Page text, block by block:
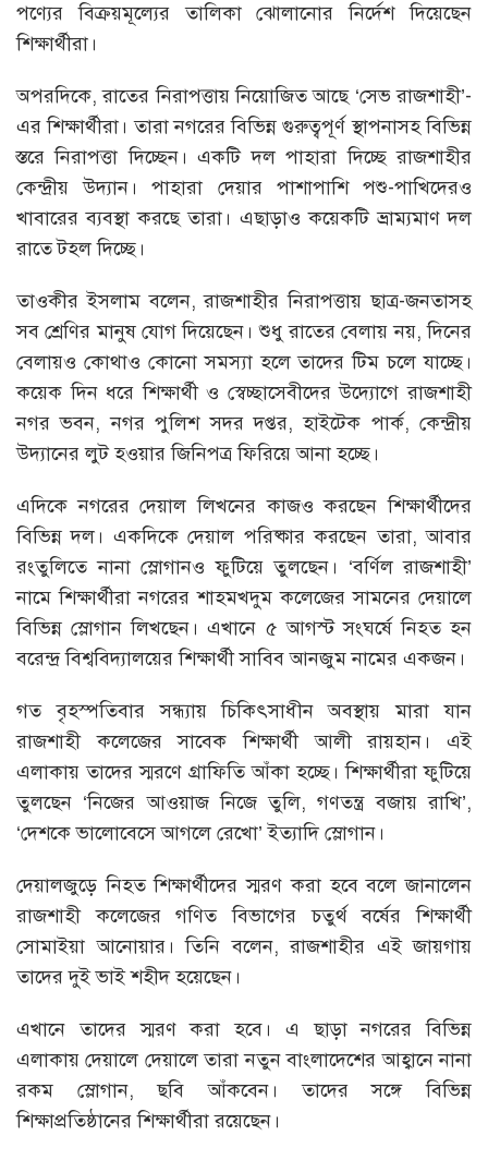
পণ্যের বিক্রয়মূল্যের তালিকা ঝোলানোর নির্দেশ দিয়েছেন
শিক্ষার্থীরা।
অপরদিকে, রাতের নিরাপত্তায় নিয়োজিত আছে ‘সেভ রাজশাহী’-
এর শিক্ষার্থীরা। তারা নগরের বিভিন্ন গুরুত্বপূর্ণ স্থাপনাসহ বিভিন্ন
স্তরে নিরাপত্তা দিচ্ছেন। একটি দল পাহারা দিচ্ছে রাজশাহীর
কেন্দ্রীয় উদ্যান। পাহারা দেয়ার পাশাপাশি পশু-পাখিদেরও
খাবারের ব্যবস্থা করছে তারা। এছাড়াও কয়েকটি ভ্রাম্যমাণ দল
রাতে টহল দিচ্ছে।
তাওকীর ইসলাম বলেন, রাজশাহীর নিরাপত্তায় ছাত্র-জনতাসহ
সব শ্রেণির মানুষ যোগ দিয়েছেন। শুধু রাতের বেলায় নয়, দিনের
বেলায়ও কোথাও কোনো সমস্যা হলে তাদের টিম চলে যাচ্ছে।
কয়েক দিন ধরে শিক্ষার্থী ও স্বেচ্ছাসেবীদের উদ্যোগে রাজশাহী
নগর ভবন, নগর পুলিশ সদর দপ্তর, হাইটেক পার্ক, কেন্দ্রীয়
উদ্যানের লুট হওয়ার জিনিপত্র ফিরিয়ে আনা হচ্ছে।
এদিকে নগরের দেয়াল লিখনের কাজও করছেন শিক্ষার্থীদের
বিভিন্ন দল। একদিকে দেয়াল পরিষ্কার করছেন তারা, আবার
রংতুলিতে নানা স্লোগানও ফুটিয়ে তুলছেন। ‘বর্ণিল রাজশাহী’
নামে শিক্ষার্থীরা নগরের শাহমখদুম কলেজের সামনের দেয়ালে
বিভিন্ন স্লোগান লিখছেন। এখানে ৫ আগস্ট সংঘর্ষে নিহত হন
বরেন্দ্র বিশ্ববিদ্যালয়ের শিক্ষার্থী সাবিব আনজুম নামের একজন।
গত বৃহস্পতিবার সন্ধ্যায় চিকিৎসাধীন অবস্থায় মারা যান
রাজশাহী কলেজের সাবেক শিক্ষার্থী আলী রায়হান। এই
এলাকায় তাদের স্মরণে গ্রাফিতি আঁকা হচ্ছে। শিক্ষার্থীরা ফুটিয়ে
তুলছেন ‘নিজের আওয়াজ নিজে তুলি, গণতন্ত্র বজায় রাখি’,
‘দেশকে ভালোবেসে আগলে রেখো’ ইত্যাদি স্লোগান।
দেয়ালজুড়ে নিহত শিক্ষার্থীদের স্মরণ করা হবে বলে জানালেন
রাজশাহী কলেজের গণিত বিভাগের চতুর্থ বর্ষের শিক্ষার্থী
সোমাইয়া আনোয়ার। তিনি বলেন, রাজশাহীর এই জায়গায়
তাদের দুই ভাই শহীদ হয়েছেন।
এখানে তাদের স্মরণ করা হবে। এ ছাড়া নগরের বিভিন্ন
এলাকায় দেয়ালে দেয়ালে তারা নতুন বাংলাদেশের আহ্বানে নানা
রকম স্লোগান, ছবি আঁকবেন। তাদের সঙ্গে বিভিন্ন
শিক্ষাপ্রতিষ্ঠানের শিক্ষার্থীরা রয়েছেন।